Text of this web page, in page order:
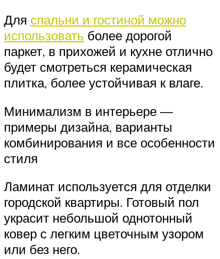
Для спальни и гостиной можно
использовать более дорогой
паркет, в прихожей и кухне отлично
будет смотреться керамическая
плитка, более устойчивая к влаге.
Минимализм в интерьере —
примеры дизайна, варианты
комбинирования и все особенности
стиля
Ламинат используется для отделки
городской квартиры. Готовый пол
украсит небольшой однотонный
ковер с легким цветочным узором
или без него.